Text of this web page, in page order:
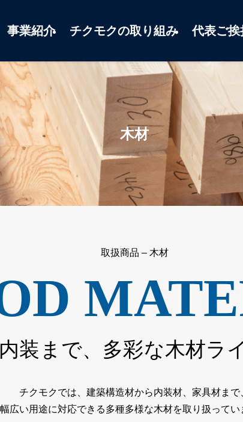
事業紹介 チクモクの取り組み 代表ご挨
木材
取扱商品 – 木材
装まで、多彩な木材ラ
チクモクでは、建築構造材から内装材、家具材まで
幅広い用途に対応できる多種多様な木材を取り扱ってい